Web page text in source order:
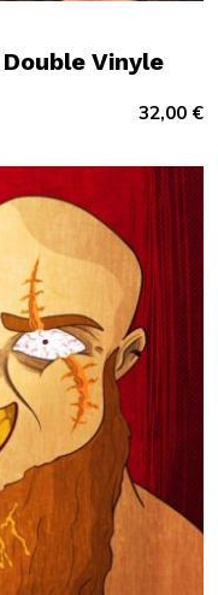
Vinyle
32,00 €